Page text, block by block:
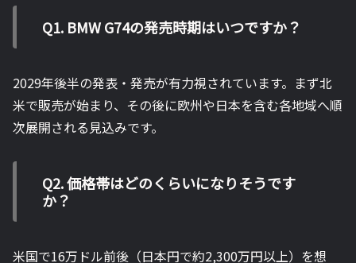
Q1. BMW G74の発売時期はいつですか？
2029年後半の発表・発売が有力視されています。まず北
米で販売が始まり、その後に欧州や日本を含む各地域へ順
次展開される見込みです。
Q2. 価格帯はどのくらいになりそうです
か？
米国で16万ドル前後（日本円で約2,300万円以上）を想